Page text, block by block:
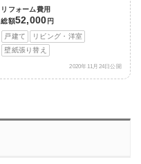
リフォーム費用
総額52,000 円
戸建て
リビング・洋室
壁紙張り替え
2020年11月24日公開